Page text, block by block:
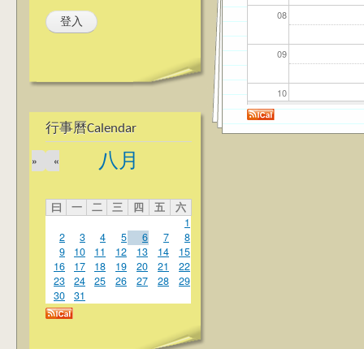
行事曆Calendar
八月
«
»
曰 一 二 三 四 五
六
1
2
3 4 5 6 7
8
9
10 11 12 13 14
15
16
17 18 19 20 21
22
23
24 25 26 27 28
29
30
31
08
09
10
11